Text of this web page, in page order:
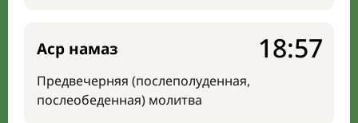
Аср намаз
Предвечерняя (послеполуденная,
послеобеденная) молитва
18:57